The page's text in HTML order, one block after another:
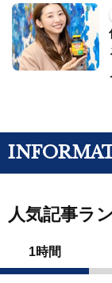
人気記事ラ
1時間